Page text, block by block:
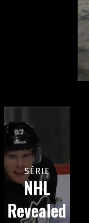
SÉRIE
NHL
Revealed